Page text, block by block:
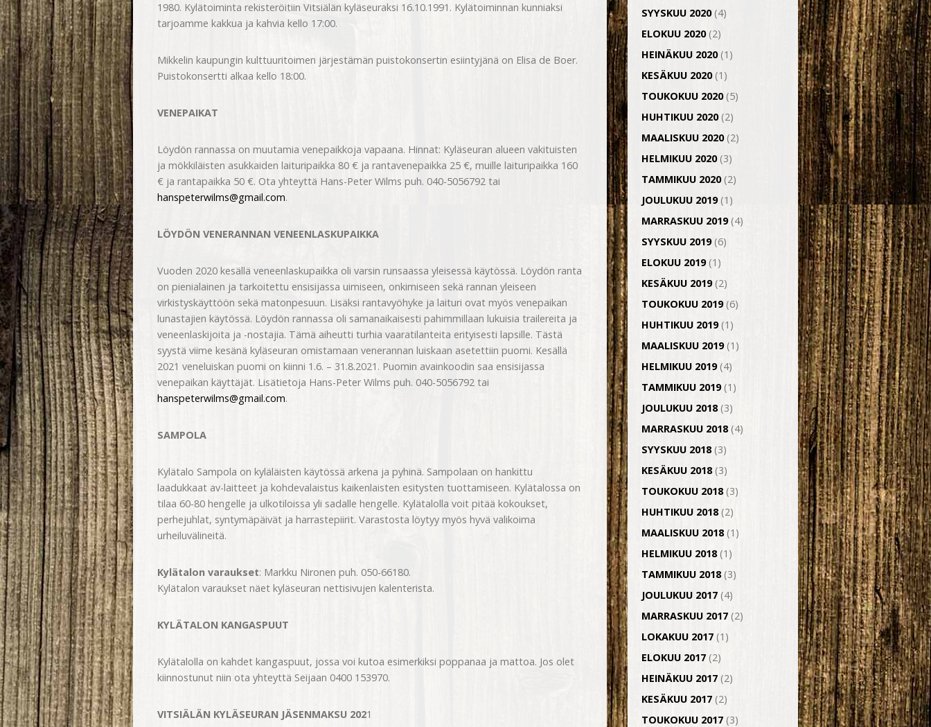
1980. Kylätoiminta rekisteröitiin Vitsiälän kyläseuraksi 16.10.1991. Kylätoiminnan kunniaksi
tarjoamme kakkua ja kahvia kello 17:00.
Mikkelin kaupungin kulttuuritoimen järjestämän puistokonsertin esiintyjänä on Elisa de Boer.
Puistokonsertti alkaa kello 18:00.
VENEPAIKAT
Löydön rannassa on muutamia venepaikkoja vapaana. Hinnat: Kyläseuran alueen vakituisten
ja mökkiläisten asukkaiden laituripaikka 80 € ja rantavenepaikka 25 €, muille laituripaikka 160
€ ja rantapaikka 50 €. Ota yhteyttä Hans-Peter Wilms puh. 040-5056792 tai
hanspeterwilms@gmail.com.
LÖYDÖN VENERANNAN VENEENLASKUPAIKKA
Vuoden 2020 kesällä veneenlaskupaikka oli varsin runsaassa yleisessä käytössä. Löydön ranta
on pienialainen ja tarkoitettu ensisijassa uimiseen, onkimiseen sekä rannan yleiseen
virkistyskäyttöön sekä matonpesuun. Lisäksi rantavyöhyke ja laituri ovat myös venepaikan
lunastajien käytössä. Löydön rannassa oli samanaikaisesti pahimmillaan lukuisia trailereita ja
veneenlaskijoita ja -nostajia. Tämä aiheutti turhia vaaratilanteita erityisesti lapsille. Tästä
syystä viime kesänä kyläseuran omistamaan venerannan luiskaan asetettiin puomi. Kesällä
2021 veneluiskan puomi on kiinni 1.6. – 31.8.2021. Puomin avainkoodin saa ensisijassa
venepaikan käyttäjät. Lisätietoja Hans-Peter Wilms puh. 040-5056792 tai
hanspeterwilms@gmail.com.
SAMPOLA
Kylätalo Sampola on kyläläisten käytössä arkena ja pyhinä. Sampolaan on hankittu
laadukkaat av-laitteet ja kohdevalaistus kaikenlaisten esitysten tuottamiseen. Kylätalossa on
tilaa 60-80 hengelle ja ulkotiloissa yli sadalle hengelle. Kylätalolla voit pitää kokoukset,
perhejuhlat, syntymäpäivät ja harrastepiirit. Varastosta löytyy myös hyvä valikoima
urheiluvälineitä.
Kylätalon varaukset: Markku Nironen puh. 050-66180.
Kylätalon varaukset näet kyläseuran nettisivujen kalenterista.
KYLÄTALON KANGASPUUT
Kylätalolla on kahdet kangaspuut, jossa voi kutoa esimerkiksi poppanaa ja mattoa. Jos olet
kiinnostunut niin ota yhteyttä Seijaan 0400 153970.
VITSIÄLÄN KYLÄSEURAN JÄSENMAKSU 2021
SYYSKUU 2020(4)
ELOKUU 2020(2)
HEINÄKUU 2020(1)
KESÄKUU 2020(1)
TOUKOKUU 2020(5)
HUHTIKUU 2020(2)
MAALISKUU 2020(2)
HELMIKUU 2020(3)
TAMMIKUU 2020(2)
JOULUKUU 2019(1)
MARRASKUU 2019(4)
SYYSKUU 2019(6)
ELOKUU 2019(1)
KESÄKUU 2019(2)
TOUKOKUU 2019(6)
HUHTIKUU 2019(1)
MAALISKUU 2019(1)
HELMIKUU 2019(4)
TAMMIKUU 2019(1)
JOULUKUU 2018(3)
MARRASKUU 2018(4)
SYYSKUU 2018(3)
KESÄKUU 2018(3)
TOUKOKUU 2018(3)
HUHTIKUU 2018(2)
MAALISKUU 2018(1)
HELMIKUU 2018(1)
TAMMIKUU 2018(3)
JOULUKUU 2017 (4)
MARRASKUU 2017 (2)
LOKAKUU 2017 (1)
ELOKUU 2017 (2)
HEINÄKUU 2017 (2)
KESÄKUU 2017 (2)
TOUKOKUU 2017 (3)